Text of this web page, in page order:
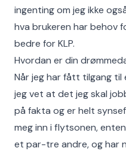
ingenting om jeg ikke
hva brukeren har behov
bedre for KLP.
Hvordan er din
Når jeg har fått tilgang
jeg vet at det jeg skal
på fakta og er helt
meg inn i flytsonen,
et par-tre andre, og har